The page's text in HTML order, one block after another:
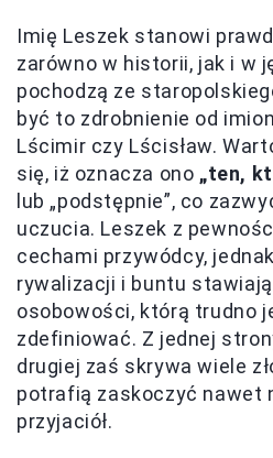
Imię Leszek stanowi
zarówno w historii, jak i w
pochodzą ze
być to zdrobnienie od
Lścimir czy Lścisław.
się, iż oznacza ono „ten,
lub „podstępnie”, co
uczucia. Leszek z
cechami przywódcy,
rywalizacji i buntu
osobowości, którą trudno
zdefiniować. Z jednej
drugiej zaś skrywa wiele
potrafią zaskoczyć nawet
przyjaciół.